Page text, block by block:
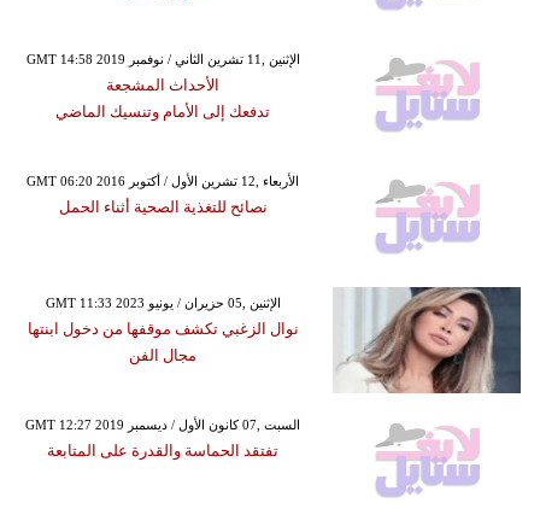
GMT 14:58 2019 الإثنين ,11 تشرين الثاني / نوفمبر
الأحداث المشجعة
تدفعك إلى الأمام وتنسيك الماضي
GMT 06:20 2016 الأربعاء ,12 تشرين الأول / أكتوبر
نصائح للتغذية الصحية أثناء الحمل
GMT 11:33 2023 الإثنين ,05 حزيران / يونيو
نوال الزغبي تكشف موقفها من دخول ابنتها
مجال الفن
GMT 12:27 2019 السبت ,07 كانون الأول / ديسمبر
تفتقد الحماسة والقدرة على المتابعة